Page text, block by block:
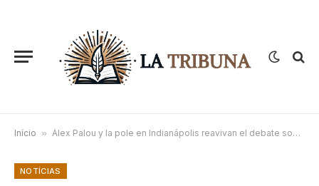
Início » Álex Palou y la pole en Indianápolis reavivan el debate sobre el dominio europeo en la Indy
NOTÍCIAS